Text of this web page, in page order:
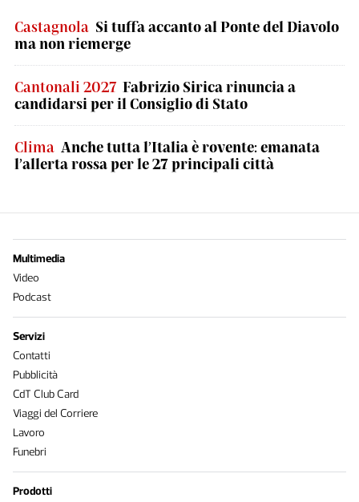
Castagnola Si tuffa accanto al Ponte del Diavolo
ma non riemerge
Cantonali 2027 Fabrizio Sirica rinuncia a
candidarsi per il Consiglio di Stato
Clima Anche tutta l’Italia è rovente: emanata
l’allerta rossa per le 27 principali città
Multimedia
Video
Podcast
Servizi
Contatti
Pubblicità
CdT Club Card
Viaggi del Corriere
Lavoro
Funebri
Prodotti